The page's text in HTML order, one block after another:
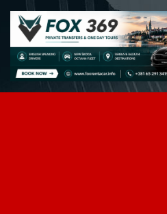
Pozitivna Srpska